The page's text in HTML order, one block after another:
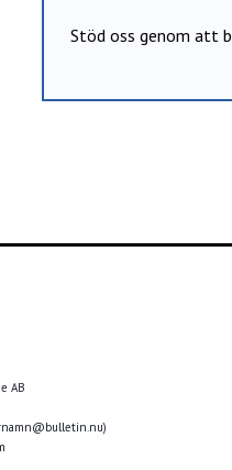
Stöd oss genom att
AB